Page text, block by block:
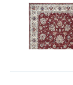
Covor rezistent
05 - Red, Ivory,
poliester, 80 x
256 lei